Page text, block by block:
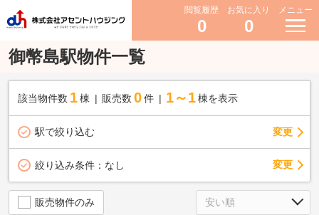
閲覧履歴
0
お気に入り
0
メニュー
御幣島駅物件一覧
該当物件数 1棟 販売数 0 件 1～1 棟を表示
駅で絞り込む 変更
絞り込み条件： なし 変更
販売物件のみ